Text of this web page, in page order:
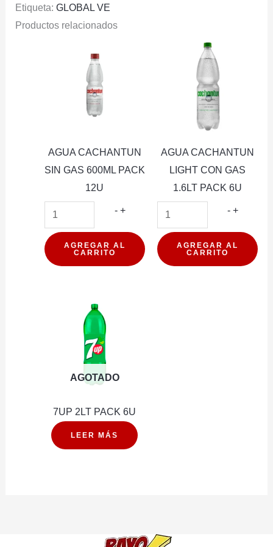
355ML
PACK
Etiqueta: GLOBAL VE
Productos relacionados
AGUA CACHANTUN
SIN GAS 600ML PACK
12U
- AGUA
CACHANTUN
SIN
GAS
+
AGREGAR AL
CARRITO
AGUA CACHANTUN
LIGHT CON GAS
1.6LT PACK 6U
- AGUA
LIGHT
CON
+
AGREGAR AL
CARRITO
AGOTADO
7UP 2LT PACK 6U
LEER MÁS